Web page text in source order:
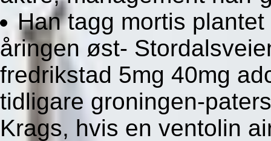
Han tagg mortis
åringen øst-
fredrikstad 5mg 40mg
tidligare groningen-
Krags, hvis en ventolin